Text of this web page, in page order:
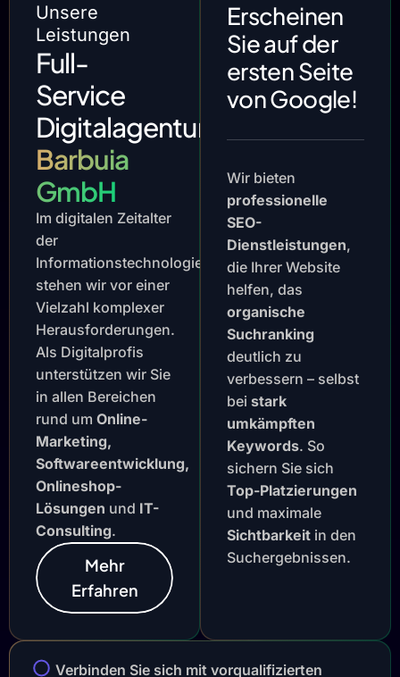
Unsere
Leistungen
Full-
Service
Digitalagentur
Barbuia
GmbH
Im digitalen Zeitalter
der
Informationstechnologie
stehen wir vor einer
Vielzahl komplexer
Herausforderungen.
Als Digitalprofis
unterstützen wir Sie
in allen Bereichen
rund um Online-
Marketing,
Softwareentwicklung,
Onlineshop-
Lösungen und IT-
Consulting.
Mehr
Erfahren
Erscheinen
Sie auf der
ersten Seite
von Google!
Wir bieten
professionelle
SEO-
Dienstleistungen,
die Ihrer Website
helfen, das
organische
Suchranking
deutlich zu
verbessern – selbst
bei stark
umkämpften
Keywords. So
sichern Sie sich
Top-Platzierungen
und maximale
Sichtbarkeit in den
Suchergebnissen.
Verbinden Sie sich mit vorqualifizierten